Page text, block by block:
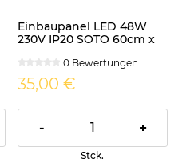
Einbaupanel LED 48W
230V IP20 SOTO 60cm x
0 Bewertungen
35,00 €
- +
Stck.